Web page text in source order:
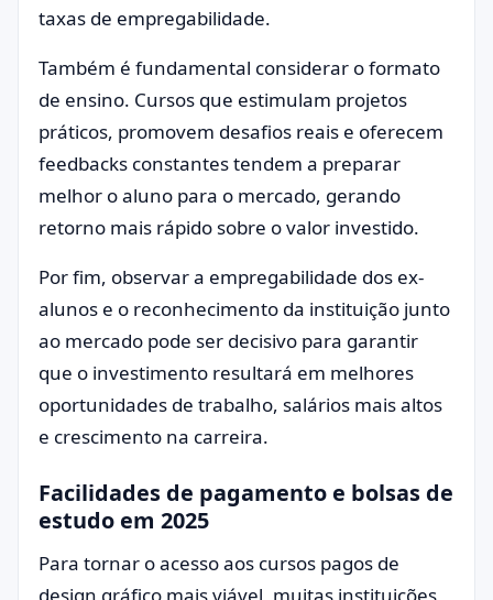
taxas de empregabilidade.
Também é fundamental considerar o formato
de ensino. Cursos que estimulam projetos
práticos, promovem desafios reais e oferecem
feedbacks constantes tendem a preparar
melhor o aluno para o mercado, gerando
retorno mais rápido sobre o valor investido.
Por fim, observar a empregabilidade dos ex-
alunos e o reconhecimento da instituição junto
ao mercado pode ser decisivo para garantir
que o investimento resultará em melhores
oportunidades de trabalho, salários mais altos
e crescimento na carreira.
Facilidades de pagamento e bolsas de
estudo em 2025
Para tornar o acesso aos cursos pagos de